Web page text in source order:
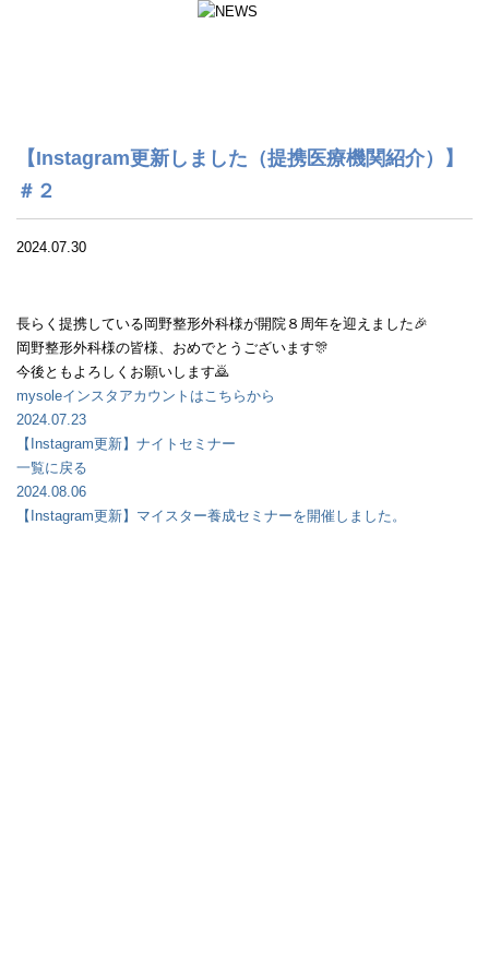
【Instagram更新しました（提携医療機関紹介）】
＃２
2024.07.30
長らく提携している岡野整形外科様が開院８周年を迎えました🎉
岡野整形外科様の皆様、おめでとうございます🎊
今後ともよろしくお願いします🙇
mysoleインスタアカウントはこちらから
2024.07.23
【Instagram更新】ナイトセミナー
一覧に戻る
2024.08.06
【Instagram更新】マイスター養成セミナーを開催しました。